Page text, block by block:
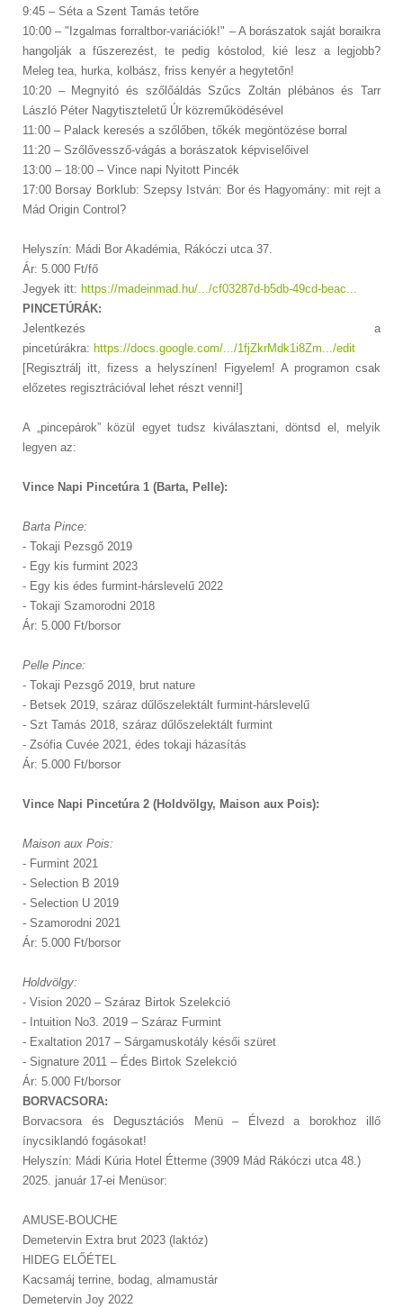
9:45 – Séta a Szent Tamás tetőre
10:00 – "Izgalmas forraltbor-variációk!" – A borászatok saját boraikra
hangolják a fűszerezést, te pedig kóstolod, kié lesz a legjobb?
Meleg tea, hurka, kolbász, friss kenyér a hegytetőn!
10:20 – Megnyitó és szőlőáldás Szűcs Zoltán plébános és Tarr
László Péter Nagytiszteletű Úr közreműködésével
11:00 – Palack keresés a szőlőben, tőkék megöntözése borral
11:20 – Szőlővessző-vágás a borászatok képviselőivel
13:00 – 18:00 – Vince napi Nyitott Pincék
17:00 Borsay Borklub: Szepsy István: Bor és Hagyomány: mit rejt a
Mád Origin Control?
Helyszín: Mádi Bor Akadémia, Rákóczi utca 37.
Ár: 5.000 Ft/fő
Jegyek itt: https://madeinmad.hu/.../cf03287d-b5db-49cd-beac...
PINCETÚRÁK:
Jelentkezés a
pincetúrákra: https://docs.google.com/.../1fjZkrMdk1i8Zm.../edit
[Regisztrálj itt, fizess a helyszínen! Figyelem! A programon csak
előzetes regisztrációval lehet részt venni!]
A „pincepárok” közül egyet tudsz kiválasztani, döntsd el, melyik
legyen az:
Vince Napi Pincetúra 1 (Barta, Pelle):
Barta Pince:
- Tokaji Pezsgő 2019
- Egy kis furmint 2023
- Egy kis édes furmint-hárslevelű 2022
- Tokaji Szamorodni 2018
Ár: 5.000 Ft/borsor
Pelle Pince:
- Tokaji Pezsgő 2019, brut nature
- Betsek 2019, száraz dűlőszelektált furmint-hárslevelű
- Szt Tamás 2018, száraz dűlőszelektált furmint
- Zsófia Cuvée 2021, édes tokaji házasítás
Ár: 5.000 Ft/borsor
Vince Napi Pincetúra 2 (Holdvölgy, Maison aux Pois):
Maison aux Pois:
- Furmint 2021
- Selection B 2019
- Selection U 2019
- Szamorodni 2021
Ár: 5.000 Ft/borsor
Holdvölgy:
- Vision 2020 – Száraz Birtok Szelekció
- Intuition No3. 2019 – Száraz Furmint
- Exaltation 2017 – Sárgamuskotály késői szüret
- Signature 2011 – Édes Birtok Szelekció
Ár: 5.000 Ft/borsor
BORVACSORA:
Borvacsora és Degusztációs Menü – Élvezd a borokhoz illő
ínycsiklandó fogásokat!
Helyszín: Mádi Kúria Hotel Étterme (3909 Mád Rákóczi utca 48.)
2025. január 17-ei Menüsor:
AMUSE-BOUCHE
Demetervin Extra brut 2023 (laktóz)
HIDEG ELŐÉTEL
Kacsamáj terrine, bodag, almamustár
Demetervin Joy 2022